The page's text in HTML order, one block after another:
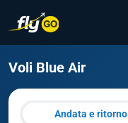
Voli Blue Air
Andata e ritorno